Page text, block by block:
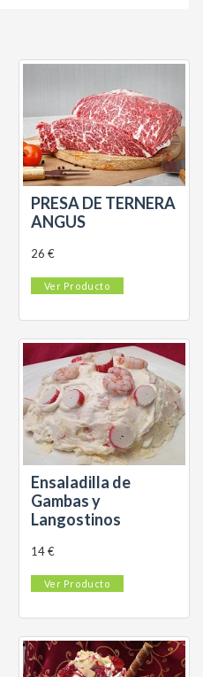
PRESA DE TERNERA
ANGUS
26 €
Ver Producto
Ensaladilla de
Gambas y
Langostinos
14 €
Ver Producto